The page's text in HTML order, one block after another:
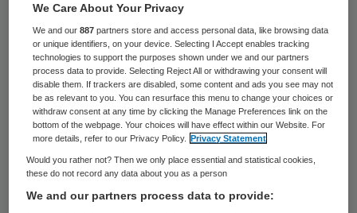
organisaties, kennisinstituten, de
voedingsindustrie en overheid komen
tijdens dit congres bijeen om het
onderwerp voeding en gezondheid verder
uit te diepen. Dit thema wordt zowel
maatschappelijk als commercieel uitgelicht.
Op het gebied van gezondheid en voeding
We Care About Your Privacy
We and our887 partners store and access personal data, like browsing data
or unique identifiers, on your device. Selecting I Accept enables tracking
technologies to support the purposes shown under we and our partners
process data to provide. Selecting Reject All or withdrawing your consent will
disable them. If trackers are disabled, some content and ads you see may not
be as relevant to you. You can resurface this menu to change your choices or
withdraw consent at any time by clicking the Manage Preferences link on the
bottom of the webpage. Your choices will have effect within our Website. For
more details, refer to our Privacy Policy.
Privacy Statement
Would you rather not? Then we only place essential and statistical cookies,
these do not record any data about you as a person
We and our partners process data to provide: